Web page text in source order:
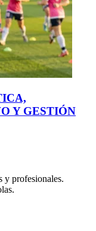
Y GESTIÓN
y profesionales.